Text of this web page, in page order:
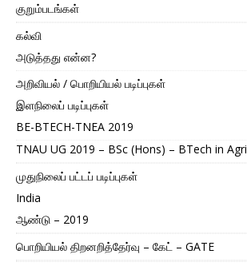
குறும்படங்கள்
கல்வி
அடுத்தது என்ன?
அறிவியல் / பொறியியல் படிப்புகள்
இளநிலைப் படிப்புகள்
BE-BTECH-TNEA 2019
TNAU UG 2019 – BSc (Hons) – BTech in Agri
முதுநிலைப் பட்டப் படிப்புகள்
India
ஆண்டு – 2019
பொறியியல் திறனறித்தேர்வு – கேட் – GATE